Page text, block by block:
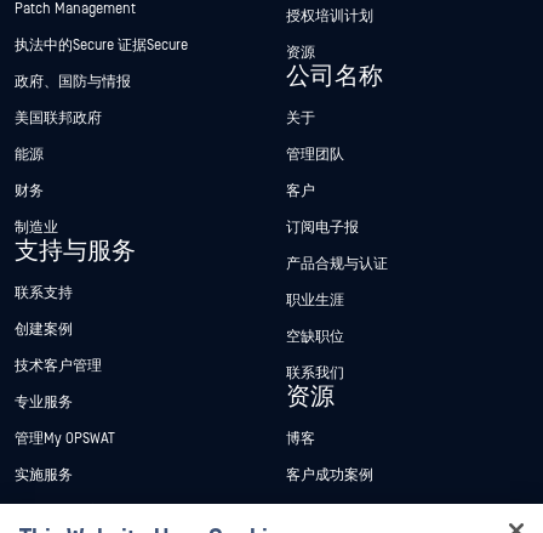
Patch Management
执法中的Secure 证据Secure
政府、国防与情报
美国联邦政府
能源
财务
制造业
支持与服务
联系支持
创建案例
技术客户管理
专业服务
管理My OPSWAT
实施服务
授权培训计划
资源
公司名称
关于
管理团队
客户
订阅电子报
产品合规与认证
职业生涯
空缺职位
联系我们
资源
博客
客户成功案例